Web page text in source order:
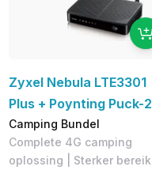
Zyxel Nebula LTE3301
Plus + Poynting Puck-2
Camping Bundel
Complete 4G camping
oplossing | Sterker bereik